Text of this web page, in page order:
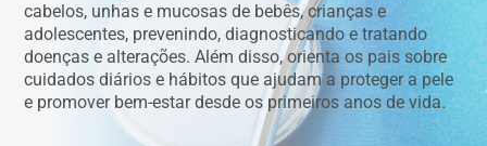
cabelos, unhas e mucosas de bebês, crianças e
adolescentes, prevenindo, diagnosticando e tratando
doenças e alterações. Além disso, orienta os pais sobre
cuidados diários e hábitos que ajudam a proteger a pele
e promover bem-estar desde os primeiros anos de vida.